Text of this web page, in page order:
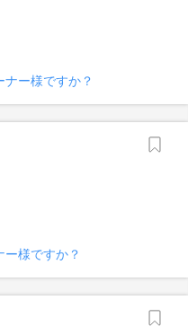
ー様ですか？
ー様ですか？